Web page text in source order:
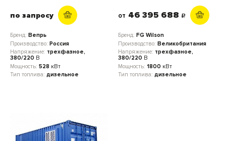
по запросу
Бренд: Вепрь
Производство: Россия
Напряжение: трехфазное,
380/220 В
Мощность: 528 кВт
Тип топлива: дизельное
от 46 395 688 c
Бренд: FG Wilson
Производство: Великобритания
Напряжение: трехфазное,
380/220 В
Мощность: 1800 кВт
Тип топлива: дизельное